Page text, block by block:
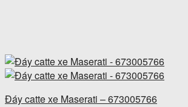
Đáy catte xe Maserati – 673005766